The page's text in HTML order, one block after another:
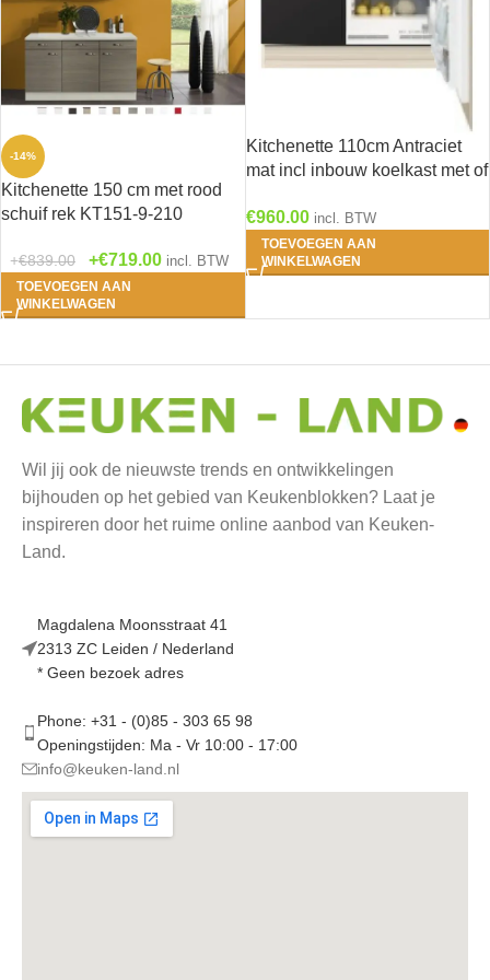
-14%
Kitchenette 150 cm met rood
schuif rek KT151-9-210
€839.00 €719.00 incl. BTW
TOEVOEGEN AAN
WINKELWAGEN
Kitchenette 110cm Antraciet
mat incl inbouw koelkast met of
€960.00 incl. BTW
TOEVOEGEN AAN
WINKELWAGEN
Wil jij ook de nieuwste trends en ontwikkelingen
bijhouden op het gebied van Keukenblokken? Laat je
inspireren door het ruime online aanbod van Keuken-
Land.
Magdalena Moonsstraat 41
2313 ZC Leiden / Nederland
* Geen bezoek adres
Phone: +31 - (0)85 - 303 65 98
Openingstijden: Ma - Vr 10:00 - 17:00
info@keuken-land.nl